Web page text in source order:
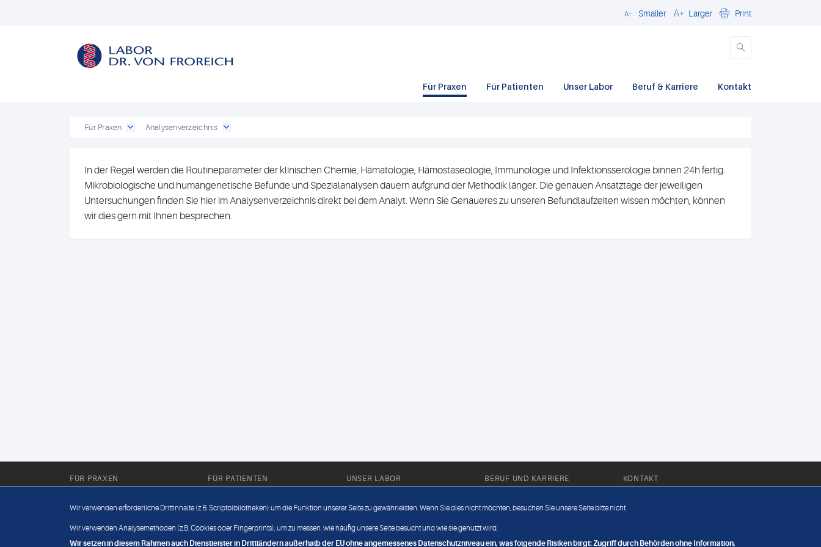
CloseSmaller Larger Print
Für Praxen Für Patienten Unser Labor Beruf & Karriere Kontakt
Für Praxen Analysenverzeichnis
In der Regel werden die Routineparameter der klinischen Chemie, Hämatologie, Hämostaseologie, Immunologie und Infektionsserologie binnen 24h fertig.
Mikrobiologische und humangenetische Befunde und Spezialanalysen dauern aufgrund der Methodik länger. Die genauen Ansatztage der jeweiligen
Untersuchungen finden Sie hier im Analysenverzeichnis direkt bei dem Analyt. Wenn Sie Genaueres zu unseren Befundlaufzeiten wissen möchten, können
wir dies gern mit Ihnen besprechen.
FÜR PRAXEN FÜR PATIENTEN UNSER LABOR
Außendienst
BERUF UND KARRIERE
Jobangebote
KONTAKT
Datenschutz
Wir verwenden erforderliche Drittinhalte (z.B. Scriptbibliotheken) um die Funktion unserer Seite zu gewährleisten. Wenn Sie dies nicht möchten, besuchen Sie unsere Seite bitte nicht.
Wir verwenden Analysemethoden (z.B. Cookies oder Fingerprints), um zu messen, wie häufig unsere Seite besucht und wie sie genutzt wird.
Wir setzen in diesem Rahmen auch Dienstleister in Drittländern außerhalb der EU ohne angemessenes Datenschutzniveau ein, was folgende Risiken birgt: Zugriff durch Behörden ohne Information,